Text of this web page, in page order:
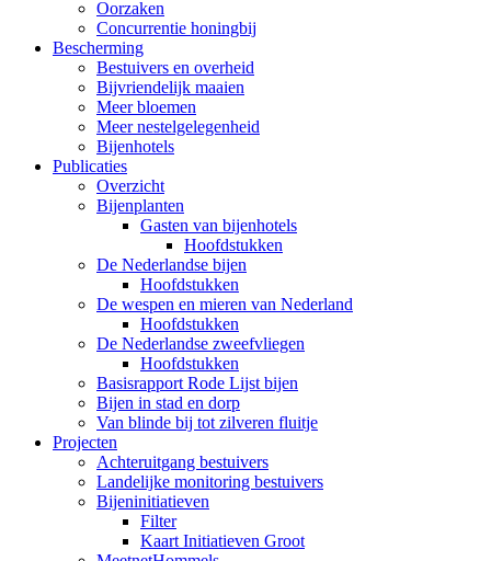
Oorzaken
Concurrentie honingbij
Bescherming
Bestuivers en overheid
Bijvriendelijk maaien
Meer bloemen
Meer nestelgelegenheid
Bijenhotels
Publicaties
Overzicht
Bijenplanten
Gasten van bijenhotels
Hoofdstukken
De Nederlandse bijen
Hoofdstukken
De wespen en mieren van Nederland
Hoofdstukken
De Nederlandse zweefvliegen
Hoofdstukken
Basisrapport Rode Lijst bijen
Bijen in stad en dorp
Van blinde bij tot zilveren fluitje
Projecten
Achteruitgang bestuivers
Landelijke monitoring bestuivers
Bijeninitiatieven
Filter
Kaart Initiatieven Groot